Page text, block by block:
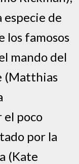
de
los famosos
mando del
(Matthias
el poco
por la
(Kate